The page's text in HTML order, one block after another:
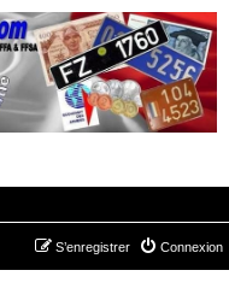
Connexion
S’enregistrer